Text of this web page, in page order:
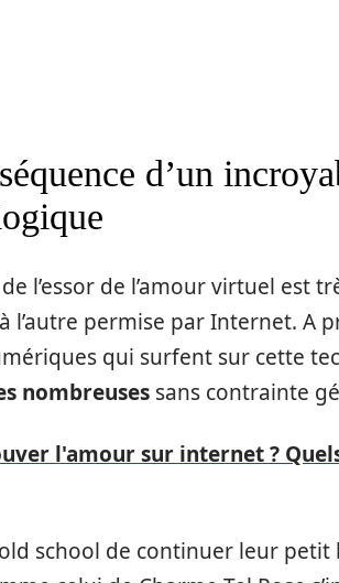
d’un
l’essor de l’amour virtuel est
l’autre permise par Internet. A
qui surfent sur cette
nombreuses sans contrainte
l'amour sur internet ?
school de continuer leur